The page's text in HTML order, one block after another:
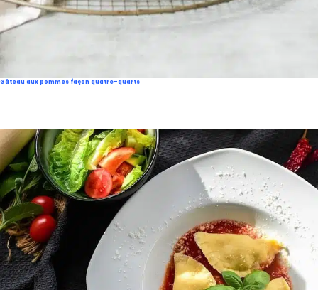
Gâteau aux pommes façon quatre-quarts